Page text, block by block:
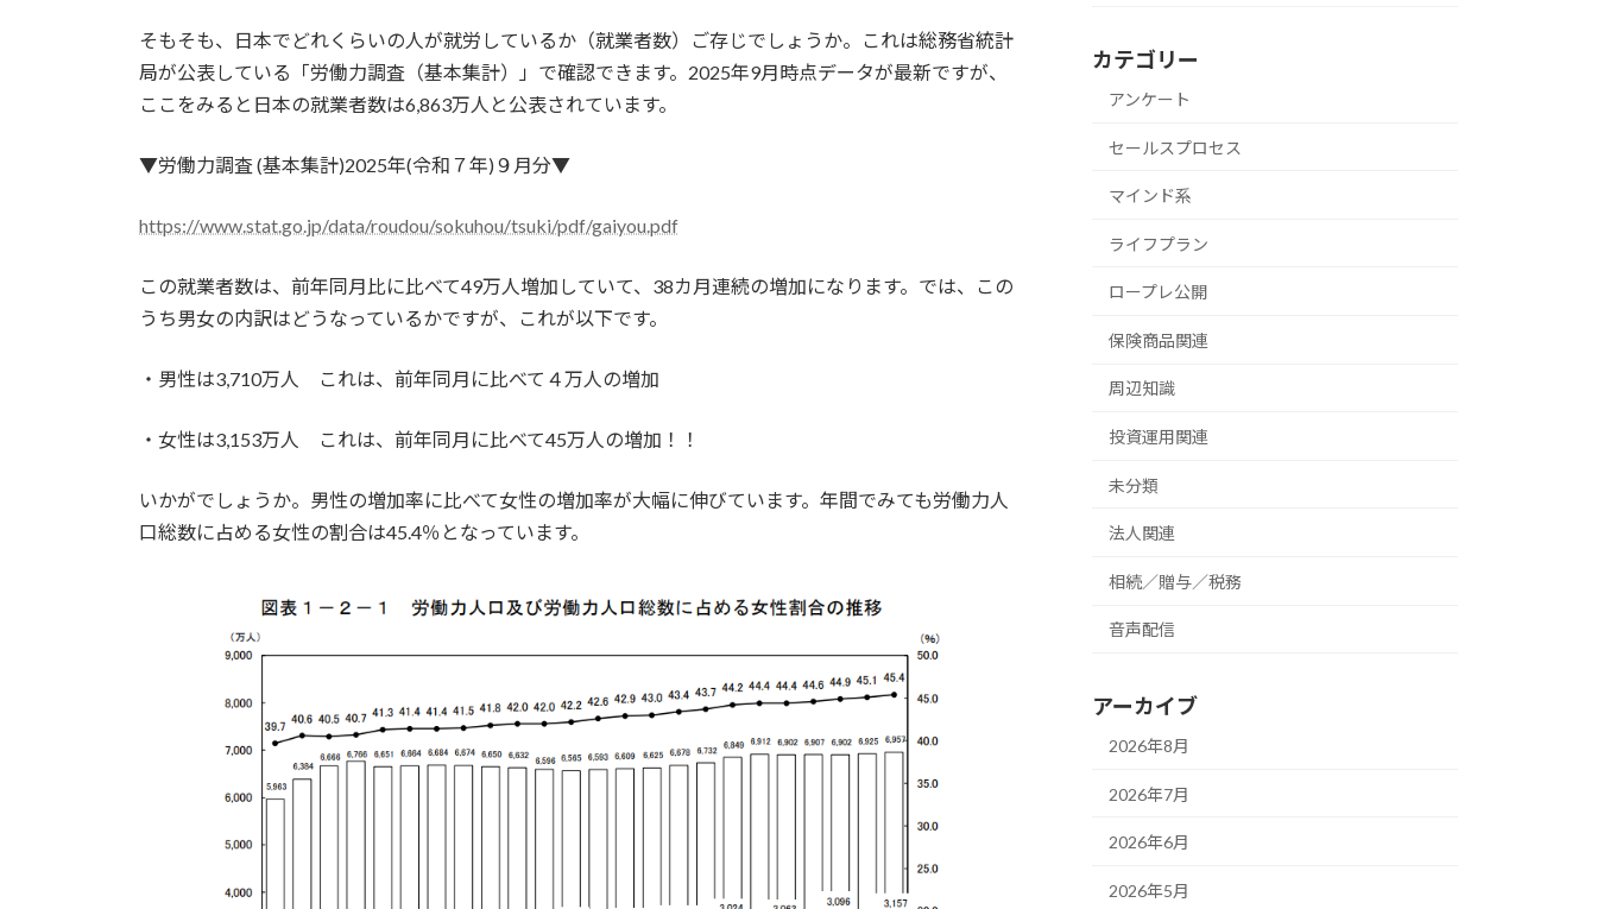
そもそも、日本でどれくらいの人が就労しているか（就業者数）ご存じでしょうか。これは総務省統計
局が公表している「労働力調査（基本集計）」で確認できます。2025年9月時点データが最新ですが、
ここをみると日本の就業者数は6,863万人と公表されています。
▼労働力調査 (基本集計)2025年(令和７年)９月分▼
https://www.stat.go.jp/data/roudou/sokuhou/tsuki/pdf/gaiyou.pdf
この就業者数は、前年同月比に比べて49万人増加していて、38カ月連続の増加になります。では、この
うち男女の内訳はどうなっているかですが、これが以下です。
・男性は3,710万人 これは、前年同月に比べて４万人の増加
・女性は3,153万人 これは、前年同月に比べて45万人の増加！！
いかがでしょうか。男性の増加率に比べて女性の増加率が大幅に伸びています。年間でみても労働力人
口総数に占める女性の割合は45.4％となっています。
カテゴリー
アンケート
セールスプロセス
マインド系
ライフプラン
ロープレ公開
保険商品関連
周辺知識
投資運用関連
未分類
法人関連
相続／贈与／税務
音声配信
アーカイブ
2026年8月
2026年7月
2026年6月
2026年5月